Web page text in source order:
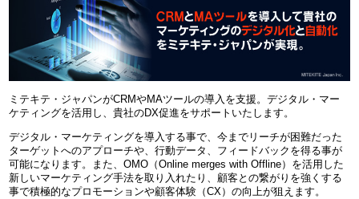
ミテキテ・ジャパンがCRMやMAツールの導入を支援。デジタル・マー
ケティングを活用し、貴社のDX促進をサポートいたします。
デジタル・マーケティングを導入する事で、今までリーチが困難だった
ターゲットへのアプローチや、行動データ、フィードバックを得る事が
可能になります。また、OMO（Online merges with Offline）を活用した
新しいマーケティング手法を取り入れたり、顧客との繋がりを強くする
事で積極的なプロモーションや顧客体験（CX）の向上が狙えます。